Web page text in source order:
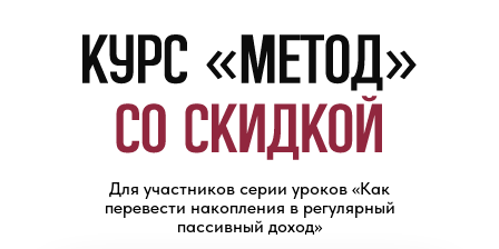
Для участников серии уроков «Как
перевести накопления в регулярный
пассивный доход»